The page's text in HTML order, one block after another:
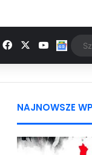
FacebookYouTube
NAJNOWSZE